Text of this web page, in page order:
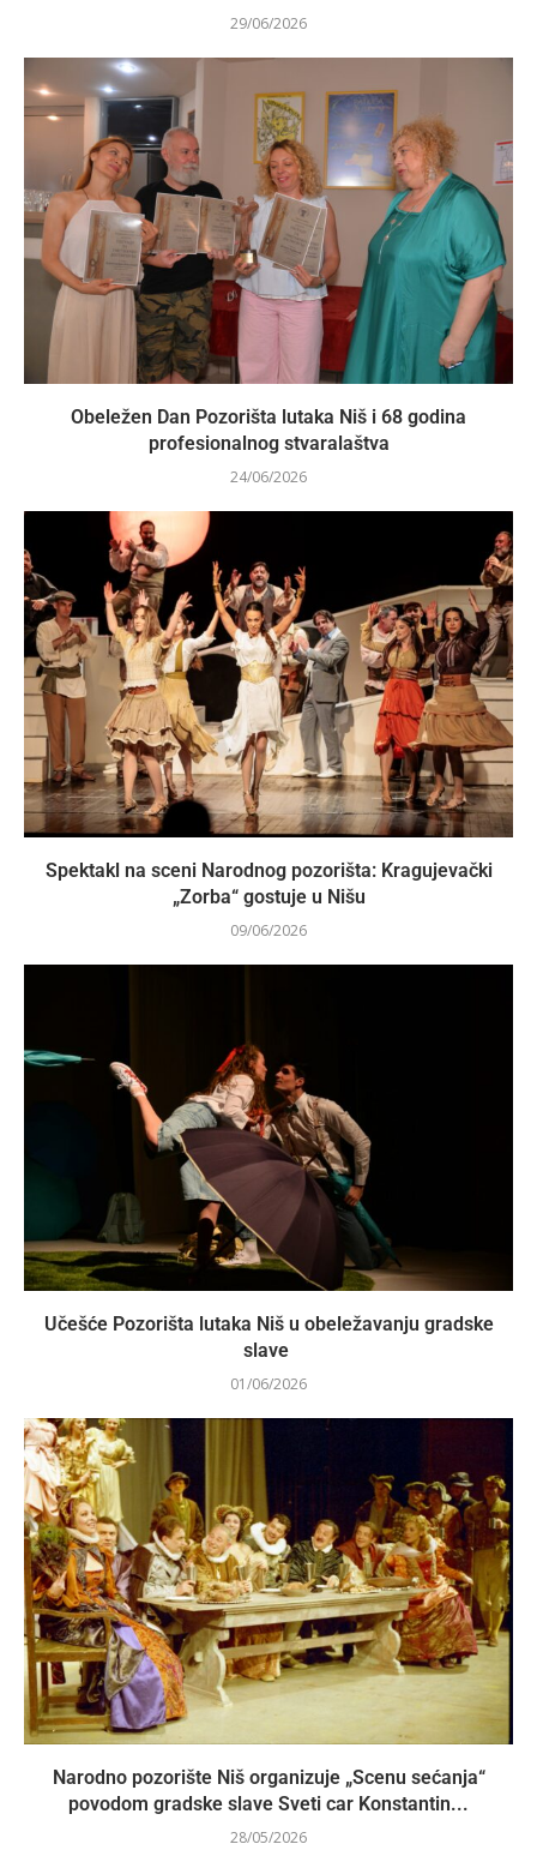
29/06/2026
Obeležen Dan Pozorišta lutaka Niš i 68 godina
profesionalnog stvaralaštva
24/06/2026
Spektakl na sceni Narodnog pozorišta: Kragujevački
„Zorba“ gostuje u Nišu
09/06/2026
Učešće Pozorišta lutaka Niš u obeležavanju gradske
slave
01/06/2026
Narodno pozorište Niš organizuje „Scenu sećanja“
povodom gradske slave Sveti car Konstantin...
28/05/2026